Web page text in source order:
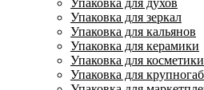
Упаковка для духов
Упаковка для зеркал
Упаковка для кальянов
Упаковка для керамики
Упаковка для косметики
Упаковка для